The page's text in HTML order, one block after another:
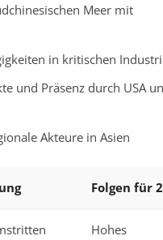
Meer mit
in kritischen
und Präsenz durch USA
Akteure in Asien
Folgen für
Hohes